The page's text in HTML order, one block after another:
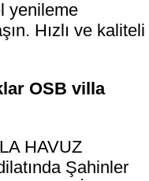
yenileme
Hızlı ve kaliteli
OSB villa
HAVUZ
Şahinler